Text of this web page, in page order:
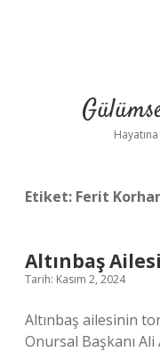
Etiket: Ferit
Altınbaş
Tarih: Kasım 2, 2024
Altınbaş ailesinin
Onursal Başkanı